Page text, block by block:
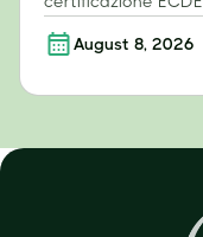
August 8, 2026